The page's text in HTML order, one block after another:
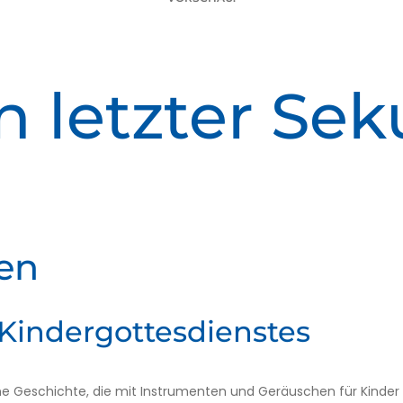
letzter
Geschichte, die mit Instrumenten und Geräuschen für